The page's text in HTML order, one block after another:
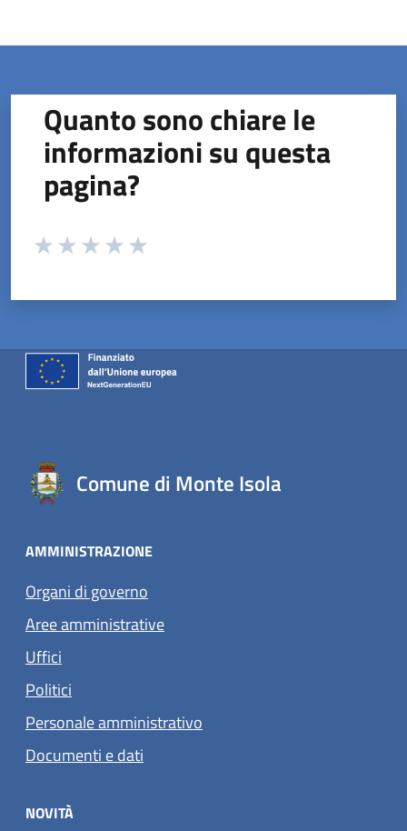
Quanto sono chiare le
informazioni su questa
pagina?
Valuta da 1 a 5 stelle la pagina
Comune di Monte Isola
AMMINISTRAZIONE
Organi di governo
Aree amministrative
Uffici
Politici
Personale amministrativo
Documenti e dati
NOVITÀ